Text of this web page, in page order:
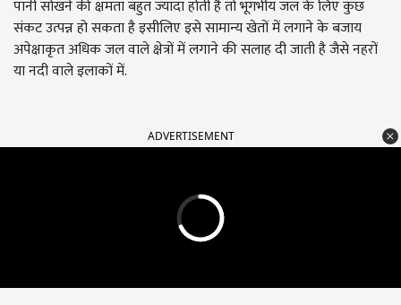
पानी सोखने की क्षमता बहुत ज्यादा होती है तो भूगर्भीय जल के लिए कुछ
संकट उत्पन्न हो सकता है इसीलिए इसे सामान्य खेतों में लगाने के बजाय
अपेक्षाकृत अधिक जल वाले क्षेत्रों में लगाने की सलाह दी जाती है जैसे नहरों
या नदी वाले इलाकों में.
ADVERTISEMENT